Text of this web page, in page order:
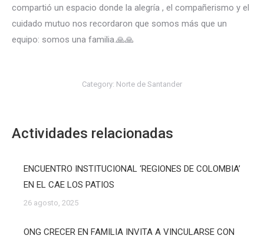
compartió un espacio donde la alegría , el compañerismo y el
cuidado mutuo nos recordaron que somos más que un
equipo: somos una familia.🙏🙏
Category: Norte de Santander
Actividades relacionadas
ENCUENTRO INSTITUCIONAL ‘REGIONES DE COLOMBIA’
EN EL CAE LOS PATIOS
26 agosto, 2025
ONG CRECER EN FAMILIA INVITA A VINCULARSE CON